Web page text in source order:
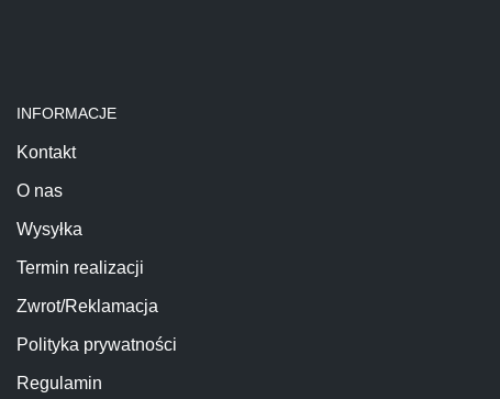
INFORMACJE
Kontakt
O nas
Wysyłka
Termin realizacji
Zwrot/Reklamacja
Polityka prywatności
Regulamin